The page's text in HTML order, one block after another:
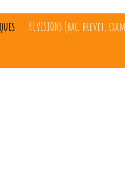
REVISIONS (bac, brevet,